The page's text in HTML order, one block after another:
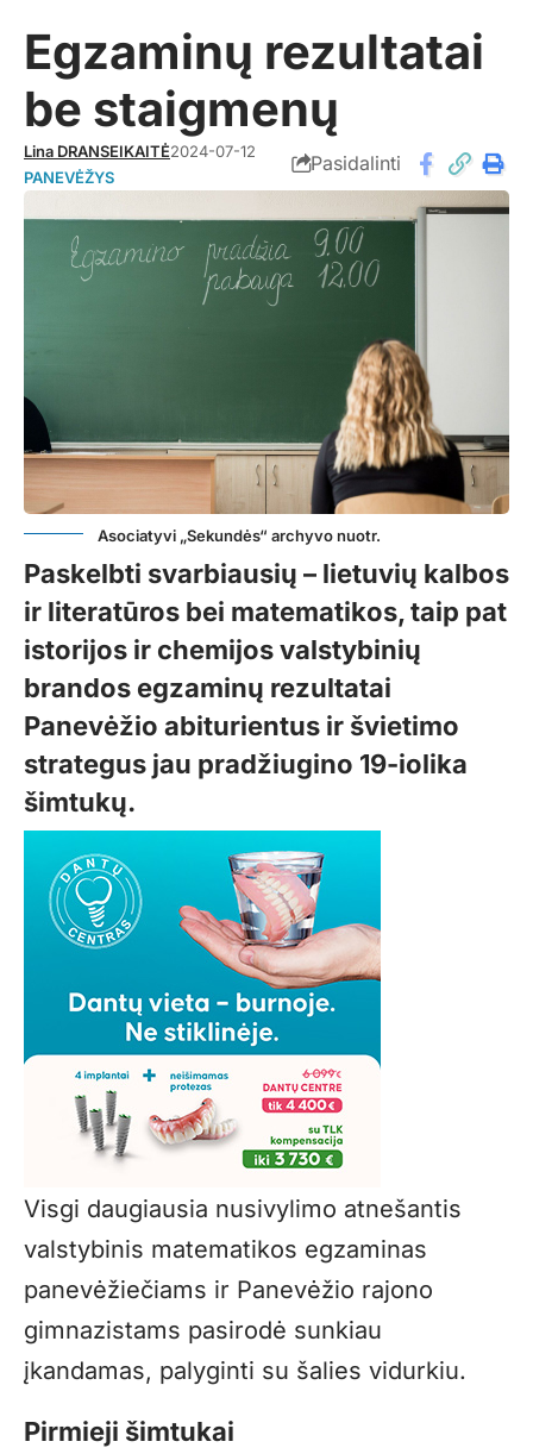
Egzaminų rezultatai
be staigmenų
Lina DRANSEIKAITĖ2024-07-12
PANEVĖŽYS
Pasidalinti
Asociatyvi „Sekundės“ archyvo nuotr.
Paskelbti svarbiausių – lietuvių kalbos
ir literatūros bei matematikos, taip pat
istorijos ir chemijos valstybinių
brandos egzaminų rezultatai
Panevėžio abiturientus ir švietimo
strategus jau pradžiugino 19-iolika
šimtukų.
Visgi daugiausia nusivylimo atnešantis
valstybinis matematikos egzaminas
panevėžiečiams ir Panevėžio rajono
gimnazistams pasirodė sunkiau
įkandamas, palyginti su šalies vidurkiu.
Pirmieji šimtukai